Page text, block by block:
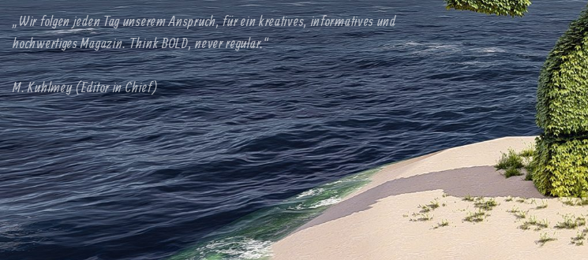
„Wir folgen jeden Tag unserem Anspruch, für ein kreatives, informatives und
hochwertiges Magazin. Think BOLD, never regular.“
M. Kuhlmey (Editor in Chief)